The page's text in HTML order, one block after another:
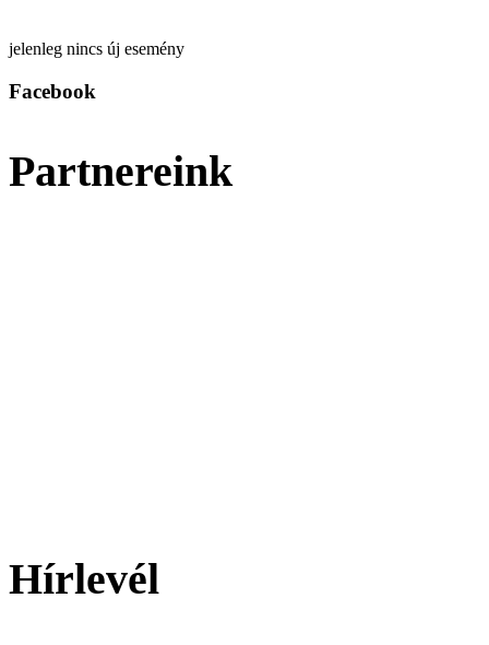
jelenleg nincs új esemény
Facebook
Partnereink
Hírlevél